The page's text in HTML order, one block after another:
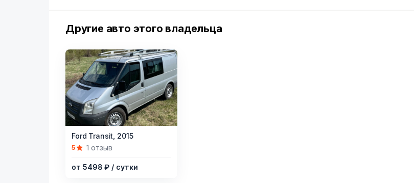
Другие авто этого владельца
Item
10
Ford Transit, 2015
5 1 отзыв
от 5498 ₽ / сутки